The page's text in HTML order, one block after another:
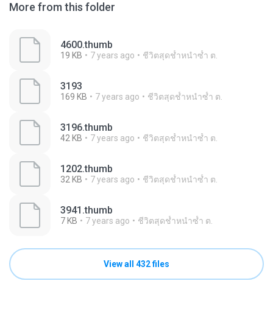
More from this folder
4600.thumb
19 KB 7 years ago ชีวิตสุดช้ำหนำซ้ำ ต.
3193
169 KB 7 years ago ชีวิตสุดช้ำหนำซ้ำ ต.
3196.thumb
42 KB 7 years ago ชีวิตสุดช้ำหนำซ้ำ ต.
1202.thumb
32 KB 7 years ago ชีวิตสุดช้ำหนำซ้ำ ต.
3941.thumb
7 KB 7 years ago ชีวิตสุดช้ำหนำซ้ำ ต.
View all 432 files